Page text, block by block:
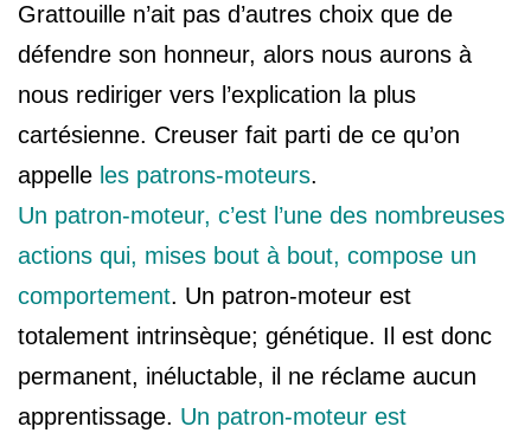
Grattouille n’ait pas d’autres choix que de
défendre son honneur, alors nous aurons à
nous rediriger vers l’explication la plus
cartésienne. Creuser fait parti de ce qu’on
appelle les patrons-moteurs.
Un patron-moteur, c’est l’une des nombreuses
actions qui, mises bout à bout, compose un
comportement. Un patron-moteur est
totalement intrinsèque; génétique. Il est donc
permanent, inéluctable, il ne réclame aucun
apprentissage. Un patron-moteur est